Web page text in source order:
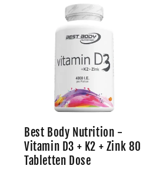
Best Body Nutrition -
Vitamin D3 + K2 + Zink 80
Tabletten Dose